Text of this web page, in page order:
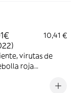
10,41 €
virutas de
roja